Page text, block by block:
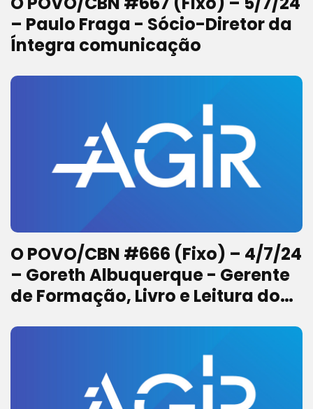
– Paulo Fraga - Sócio-Diretor da
Íntegra comunicação
O POVO/CBN #666 (Fixo) – 4/7/24
– Goreth Albuquerque - Gerente
de Formação, Livro e Leitura do